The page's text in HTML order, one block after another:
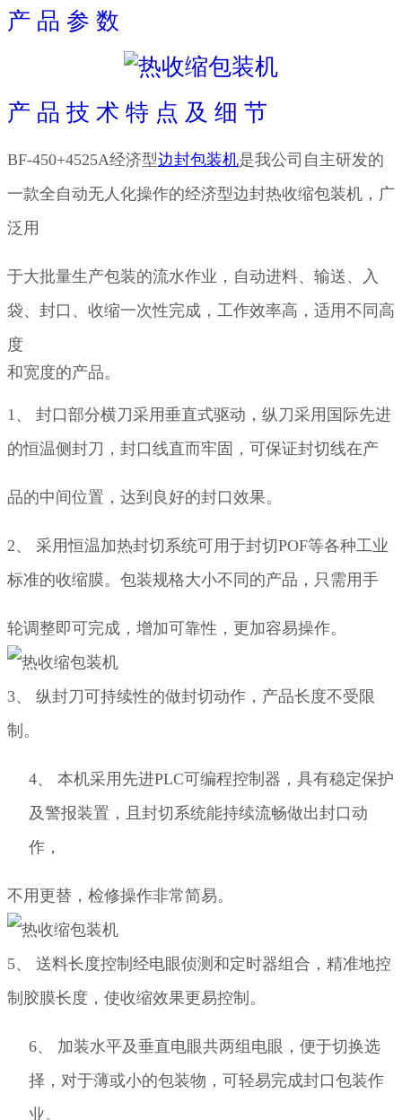
产 品 参 数
产 品 技 术 特 点 及 细 节
BF-450+4525A经济型边封包装机是我公司自主研发的
一款全自动无人化操作的经济型边封热收缩包装机 ，广
泛用
于大批量生产包装的流水作业，自动进料、输送、入
袋、封口、收缩一次性完成，工作效率高，适用不同高
度
和宽度的产品。
1、 封口部分横刀采用垂直式驱动，纵刀采用国际先进
的恒温侧封刀，封口线直而牢固，可保证封切线在产
品的中间位置， 达到良好的封口效果。
2、 采用恒温加热封切系统可用于封切POF等各种工业
标准的收缩膜。包装规格大小不同的产品，只需用手
轮调整即可完成， 增加可靠性，更加容易操作。
3、 纵封刀可持续性的做封切动作，产品长度不受限
制。
4、 本机采用先进PLC可编程控制器，具有稳定保护
及警报装置，且封切系统能持续流畅做出封口动
作，
不用更替，检修操作非常简易。
5、 送料长度控制经电眼侦测和定时器组合，精准地控
制胶膜长度，使收缩效果更易控制。
6、 加装水平及垂直电眼共两组电眼，便于切换选
择，对于薄或小的包装物，可轻易完成封口包装作
业。